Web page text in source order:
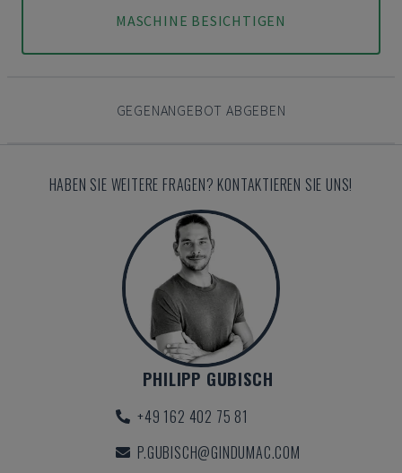
MASCHINE BESICHTIGEN
GEGENANGEBOT ABGEBEN
HABEN SIE WEITERE FRAGEN? KONTAKTIEREN SIE UNS!
PHILIPP GUBISCH
+49 162 402 75 81
P.GUBISCH@GINDUMAC.COM